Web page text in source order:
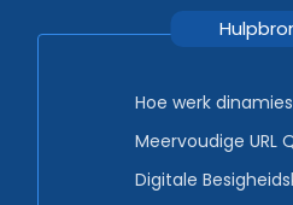
Hoe werk
Meervoudige URL
Digitale